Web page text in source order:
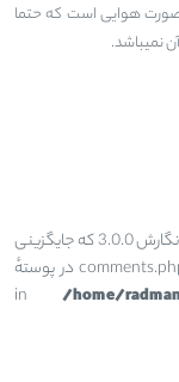
هوایی است که حتما
نمیباشد.
: پروندهٔ پوسته بدون comments.php از نگارش 3.0.0 که جایگزینی
. لطفاً یک قالب comments.php در پوستهٔ
/home/